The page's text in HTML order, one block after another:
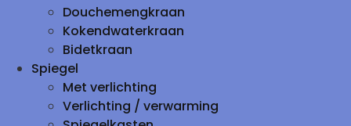
Douchemengkraan
Kokendwaterkraan
Bidetkraan
Spiegel
Met verlichting
Verlichting / verwarming